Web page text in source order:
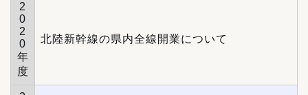
2
0
2
0
年
度
北陸新幹線の県内全線開業について